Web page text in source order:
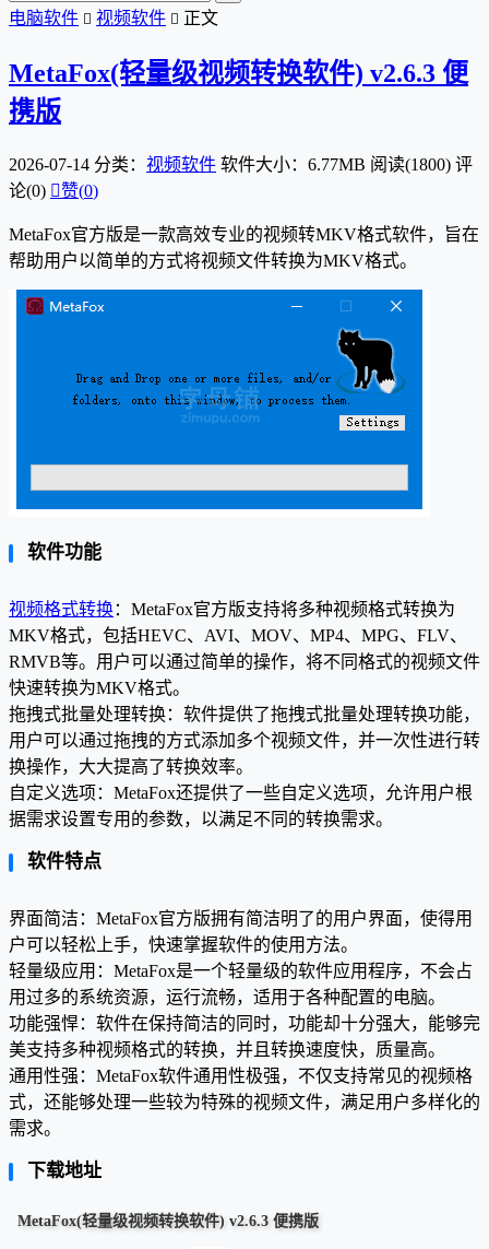
电脑软件  视频软件  正文
MetaFox(轻量级视频转换软件) v2.6.3 便
携版
2026-07-14 分类： 视频软件 软件大小：6.77MB 阅读(1800) 评
论(0) 赞(0)
MetaFox官方版是一款高效专业的视频转MKV格式软件，旨在
帮助用户以简单的方式将视频文件转换为MKV格式。
软件功能
视频格式转换：MetaFox官方版支持将多种视频格式转换为
MKV格式，包括HEVC、AVI、MOV、MP4、MPG、FLV、
RMVB等。用户可以通过简单的操作，将不同格式的视频文件
快速转换为MKV格式。
拖拽式批量处理转换：软件提供了拖拽式批量处理转换功能，
用户可以通过拖拽的方式添加多个视频文件，并一次性进行转
换操作，大大提高了转换效率。
自定义选项：MetaFox还提供了一些自定义选项，允许用户根
据需求设置专用的参数，以满足不同的转换需求。
软件特点
界面简洁：MetaFox官方版拥有简洁明了的用户界面，使得用
户可以轻松上手，快速掌握软件的使用方法。
轻量级应用：MetaFox是一个轻量级的软件应用程序，不会占
用过多的系统资源，运行流畅，适用于各种配置的电脑。
功能强悍：软件在保持简洁的同时，功能却十分强大，能够完
美支持多种视频格式的转换，并且转换速度快，质量高。
通用性强：MetaFox软件通用性极强，不仅支持常见的视频格
式，还能够处理一些较为特殊的视频文件，满足用户多样化的
需求。
下载地址
MetaFox(轻量级视频转换软件) v2.6.3 便携版